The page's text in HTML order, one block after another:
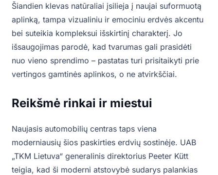
Šiandien klevas natūraliai įsilieja į naujai suformuotą
aplinką, tampa vizualiniu ir emociniu erdvės akcentu
bei suteikia kompleksui išskirtinį charakterį. Jo
išsaugojimas parodė, kad tvarumas gali prasidėti
nuo vieno sprendimo – pastatas turi prisitaikyti prie
vertingos gamtinės aplinkos, o ne atvirkščiai.
Reikšmė rinkai ir miestui
Naujasis automobilių centras taps viena
moderniausių šios paskirties erdvių sostinėje. UAB
„TKM Lietuva“ generalinis direktorius Peeter Kütt
teigia, kad ši moderni atstovybė sudarys palankias